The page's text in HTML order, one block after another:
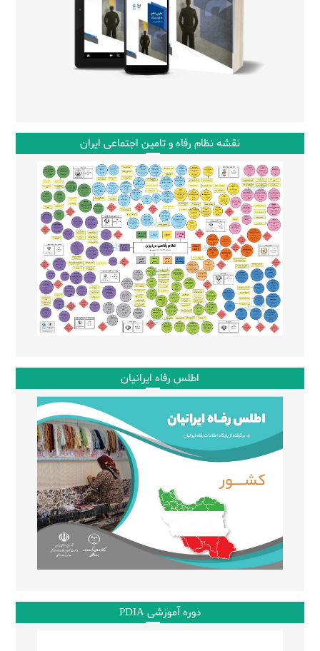
نقشه نظام رفاه و تامین اجتماعی ایران
اطلس رفاه ایرانیان
دوره آموزشی PDIA